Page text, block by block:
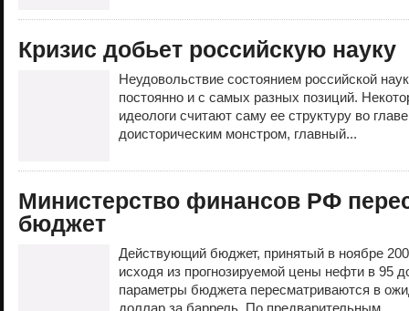
Кризис добьет российскую науку
Неудовольствие состоянием российской
постоянно и с самых разных позиций.
идеологи считают саму ее структуру во
доисторическим монстром, главный...
Министерство финансов РФ
бюджет
Действующий бюджет, принятый в ноябре
исходя из прогнозируемой цены нефти в 95
параметры бюджета пересматриваются в
доллар за баррель. По предварительным...